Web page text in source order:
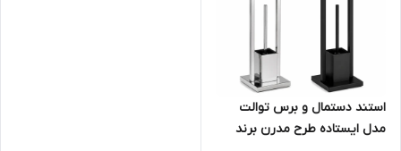
استند دستمال و برس توالت
مدل ایستاده طرح مدرن برند